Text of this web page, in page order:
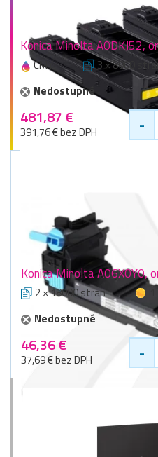
Konica Minolta A0DKJ52,
CMY 3 × 8000
Nedostupné
481,87 €
391,76 € bez DPH -
Konica Minolta A06X0Y0,
2 × 18000 stran
Nedostupné
46,36 €
37,69 € bez DPH -